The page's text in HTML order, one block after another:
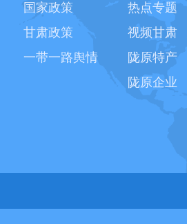
国家政策
甘肃政策
一带一路舆情
热点专题
视频甘肃
陇原特产
陇原企业